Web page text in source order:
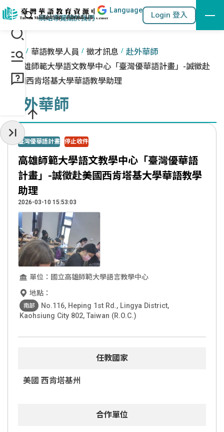
跳到主要內容區塊
::: 站內搜尋
網站導覽關於我們
Language
Login 登入
:::
首頁 華語教學人員 徵才訊息
赴外華師
高雄師範大學語文教學中心「臺灣優華語計畫」-誠徵赴
美國西肯塔基大學華語教學助理
赴外華師
臺灣優華語計畫 停止收件
高雄師範大學語文教學中心「臺灣優華語
計畫」-誠徵赴美國西肯塔基大學華語教學
助理
2026-03-10 15:53:03
單位：國立高雄師範大學語言教學中心
地點：
南部
No.116, Heping 1st Rd., Lingya District,
Kaohsiung City 802, Taiwan (R.O.C.)
任教國家
美國 西肯塔基州
合作單位
收起常用服務